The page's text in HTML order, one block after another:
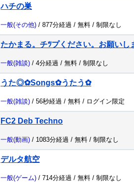
ハチの巣
一般(その他) / 877分経過 / 無料 / 制限なし
たかまる。チﾂプください。お願いし
一般(雑談) / 4分経過 / 無料 / 制限なし
うた◎✿Songs✿うたう✿
一般(雑談) / 56秒経過 / 無料 / ログイン限定
FC2 Deb Techno
一般(動画) / 1083分経過 / 無料 / 制限なし
デルタ航空
一般(ゲーム) / 714分経過 / 無料 / 制限なし